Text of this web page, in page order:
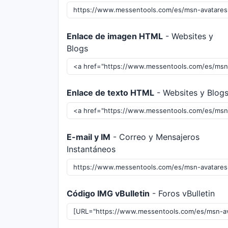
Enlace de imagen HTML - Websites y
Blogs
Enlace de texto HTML - Websites y Blogs
E-mail y IM - Correo y Mensajeros
Instantáneos
Código IMG vBulletin - Foros vBulletin